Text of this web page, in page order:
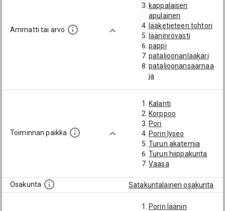
Ammatti tai arvo
kappalaisen
apulainen
lääketieteen tohtori
lääninrovasti
pappi
pataljoonanlääkäri
pataljoonansaarnaa
ja
Toiminnan paikka
Kalanti
Korppoo
Pori
Porin lyseo
Turun akatemia
Turun hiippakunta
Vaasa
Osakunta Satakuntalainen osakunta
Porin läänin